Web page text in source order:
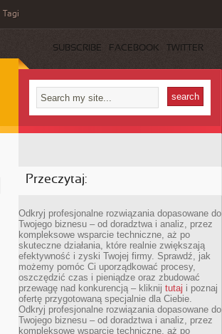
Tagi
SUBSCRIBE FACEBOOK TWITTER
Przeczytaj:
Odkryj profesjonalne rozwiązania dopasowane do
Twojego biznesu – od doradztwa i analiz, przez
kompleksowe wsparcie techniczne, aż po
skuteczne działania, które realnie zwiększają
efektywność i zyski Twojej firmy. Sprawdź, jak
możemy pomóc Ci uporządkować procesy,
oszczędzić czas i pieniądze oraz zbudować
przewagę nad konkurencją – kliknij tutaj i poznaj
ofertę przygotowaną specjalnie dla Ciebie.
Odkryj profesjonalne rozwiązania dopasowane do
Twojego biznesu – od doradztwa i analiz, przez
kompleksowe wsparcie techniczne, aż po